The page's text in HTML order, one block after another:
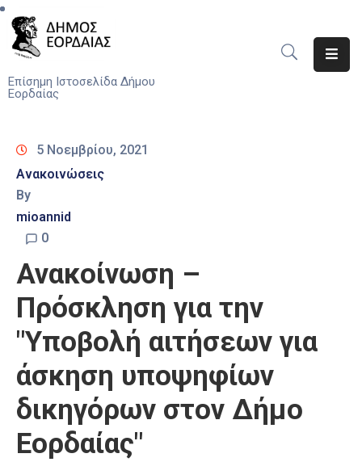
Επίσημη Ιστοσελίδα Δήμου
Εορδαίας
Υπηρεσίες
Του
Δήμου
Προσκλήσεις
Αποφάσεις
Τηλέφωνα
Καιρός
5 Νοεμβρίου, 2021
Ανακοινώσεις
By
mioannid
0
Ανακοίνωση –
Πρόσκληση για την
"Υποβολή αιτήσεων για
άσκηση υποψηφίων
δικηγόρων στον Δήμο
Εορδαίας"